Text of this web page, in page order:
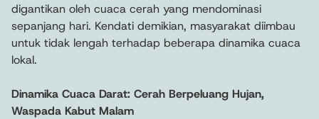
digantikan oleh cuaca cerah yang mendominasi
sepanjang hari. Kendati demikian, masyarakat diimbau
untuk tidak lengah terhadap beberapa dinamika cuaca
lokal.
Dinamika Cuaca Darat: Cerah Berpeluang Hujan,
Waspada Kabut Malam